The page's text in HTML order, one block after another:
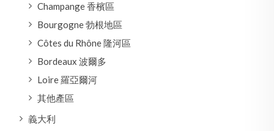
Champange 香檳區
Bourgogne 勃根地區
Côtes du Rhône 隆河區
Bordeaux 波爾多
Loire 羅亞爾河
其他產區
義大利